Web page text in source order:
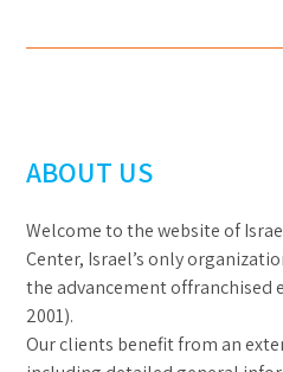
ABOUT US
Welcome to the website of
Center, Israel’s only
the advancement offranchised
2001).
Our clients benefit from an